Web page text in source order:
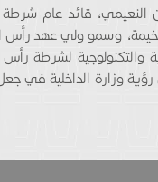
قائد عام شرطة
وسمو ولي عهد رأس
لشرطة رأس
وزارة الداخلية في